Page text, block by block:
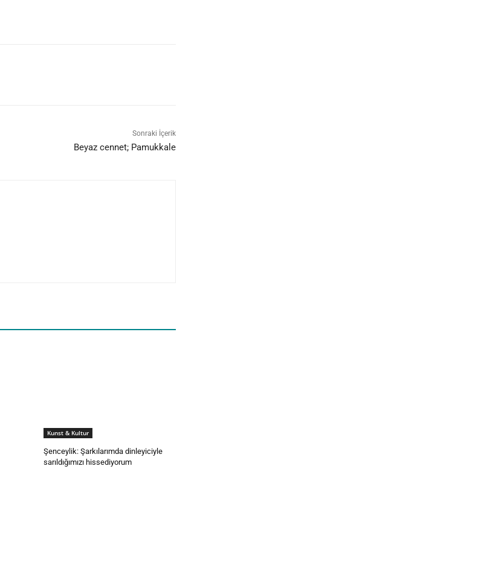
Sonraki İçerik
Beyaz cennet; Pamukkale
Kunst & Kultur
Şenceylik: Şarkılarımda dinleyiciyle
sarıldığımızı hissediyorum